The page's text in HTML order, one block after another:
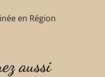
en Région
aussi